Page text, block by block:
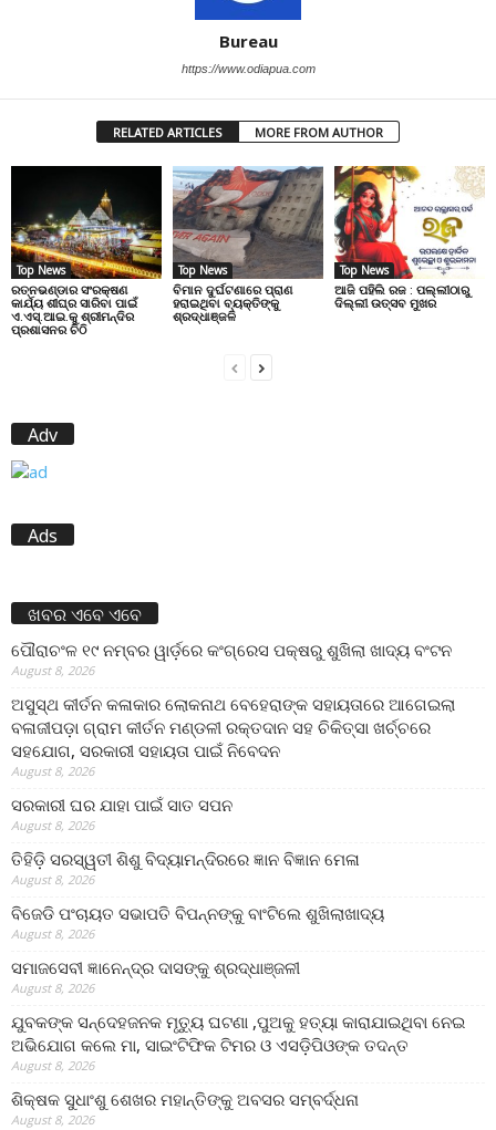
Bureau
https://www.odiapua.com
RELATED ARTICLES MORE FROM AUTHOR
Top News
ରତ୍ନଭଣ୍ଡାର ସଂରକ୍ଷଣ
କାର୍ଯ୍ୟ ଶୀଘ୍ର ସାରିବା ପାଇଁ
ଏ.ଏସ୍.ଆଇ.କୁ ଶ୍ରୀମନ୍ଦିର
ପ୍ରଶାସନର ଚିଠି
Top News
ବିମାନ ଦୁର୍ଘଟଣାରେ ପ୍ରାଣ
ହରାଇଥିବା ବ୍ୟକ୍ତିଙ୍କୁ
ଶ୍ରଦ୍ଧାଞ୍ଜଳି
Top News
ଆଜି ପହିଲି ରଜ : ପଲ୍ଲୀଠାରୁ
ଦିଲ୍ଲୀ ଉତ୍ସବ ମୁଖର
Adv
Ads
ଖବର ଏବେ ଏବେ
ପୌରାଚଂଳ ୧୯ ନମ୍ବର ୱାର୍ଡ଼ରେ କଂଗ୍ରେସ ପକ୍ଷରୁ ଶୁଖିଲା ଖାଦ୍ୟ ବଂଟନ
August 8, 2026
ଅସୁସ୍ଥ କୀର୍ତନ କଳାକାର ଲୋକନାଥ ବେହେରାଙ୍କ ସହାୟତାରେ ଆଗେଇଲା
ବଳାଜୀପଡ଼ା ଗ୍ରାମ କୀର୍ତନ ମଣ୍ଡଳୀ ରକ୍ତଦାନ ସହ ଚିକିତ୍ସା ଖର୍ଚ୍ଚରେ
ସହଯୋଗ, ସରକାରୀ ସହାୟତା ପାଇଁ ନିବେଦନ
August 8, 2026
ସରକାରୀ ଘର ଯାହା ପାଇଁ ସାତ ସପନ
August 8, 2026
ତିହିଡି଼ ସରସ୍ୱତୀ ଶିଶୁ ବିଦ୍ୟାମନ୍ଦିରରେ ଜ୍ଞାନ ବିଜ୍ଞାନ ମେଳା
August 8, 2026
ବିଜେଡି ପଂଚାୟତ ସଭାପତି ବିପନ୍ନଙ୍କୁ ବାଂଟିଲେ ଶୁଖିଲାଖାଦ୍ୟ
August 8, 2026
ସମାଜସେବୀ ଜ୍ଞାନେନ୍ଦ୍ର ଦାସଙ୍କୁ ଶ୍ରଦ୍ଧାଞ୍ଜଳୀ
August 8, 2026
ଯୁବକଙ୍କ ସନ୍ଦେହଜନକ ମୃତ୍ୟୁ ଘଟଣା ,ପୁଅକୁ ହତ୍ୟା କାରାଯାଇଥିବା ନେଇ
ଅଭିଯୋଗ କଲେ ମା, ସାଇଂଟିଫିକ ଟିମର ଓ ଏସଡ଼ିପିଓଙ୍କ ତଦନ୍ତ
August 8, 2026
ଶିକ୍ଷକ ସୁଧାଂଶୁ ଶେଖର ମହାନ୍ତିଙ୍କୁ ଅବସର ସମ୍ବର୍ଦ୍ଧନା
August 8, 2026